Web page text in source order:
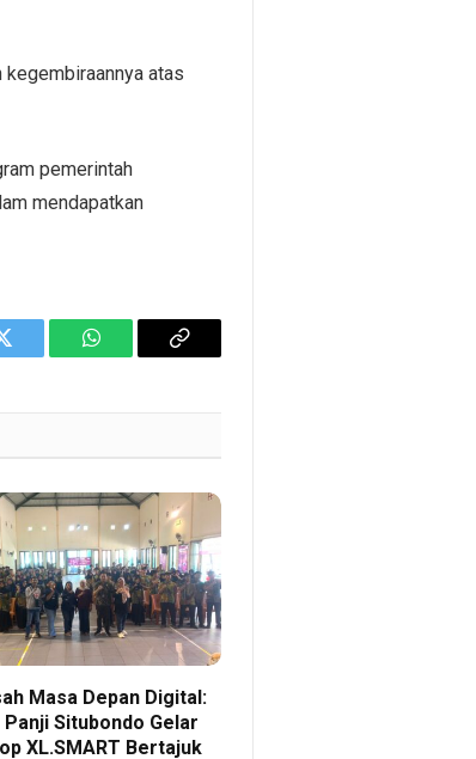
atas
pemerintah
mendapatkan
Twitter WhatsAppCopy
Masa Depan Digital:
Panji Situbondo Gelar
XL.SMART Bertajuk